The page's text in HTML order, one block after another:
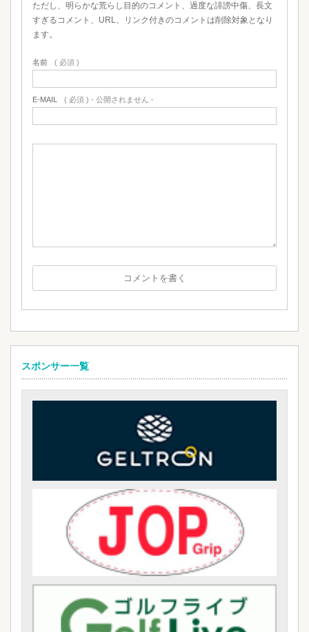
ただし、明らかな荒らし目的のコメント、過度な誹謗中傷、長文
すぎるコメント、URL、リンク付きのコメントは削除対象となり
ます。
名前 ( 必須 )
E-MAIL ( 必須 ) - 公開されません -
スポンサー一覧